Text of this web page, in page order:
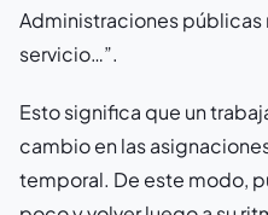
Administraciones públicas
servicio…”.
Esto significa que un
cambio en las
temporal. De este modo,